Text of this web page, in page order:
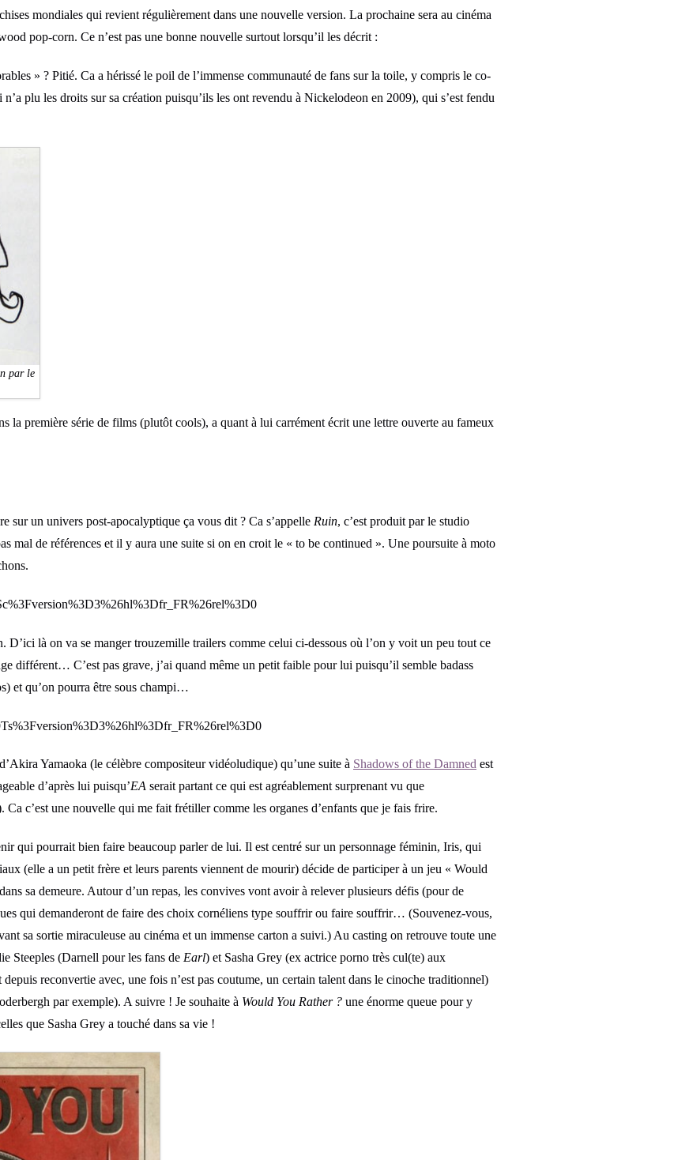
mondiales qui revient régulièrement dans une nouvelle version. La prochaine sera au cinéma
pop-corn. Ce n’est pas une bonne nouvelle surtout lorsqu’il les décrit :
» ? Pitié. Ca a hérissé le poil de l’immense communauté de fans sur la toile, y compris le co-
plu les droits sur sa création puisqu’ils les ont revendu à Nickelodeon en 2009), qui s’est fendu
par le
la première série de films (plutôt cools), a quant à lui carrément écrit une lettre ouverte au fameux
sur un univers post-apocalyptique ça vous dit ? Ca s’appelle Ruin, c’est produit par le studio
mal de références et il y aura une suite si on en croit le « to be continued ». Une poursuite à moto
D’ici là on va se manger trouzemille trailers comme celui ci-dessous où l’on y voit un peu tout ce
différent… C’est pas grave, j’ai quand même un petit faible pour lui puisqu’il semble badass
et qu’on pourra être sous champi…
Yamaoka (le célèbre compositeur vidéoludique) qu’une suite à Shadows of the Damned est
d’après lui puisqu’EA serait partant ce qui est agréablement surprenant vu que
c’est une nouvelle qui me fait frétiller comme les organes d’enfants que je fais frire.
qui pourrait bien faire beaucoup parler de lui. Il est centré sur un personnage féminin, Iris, qui
(elle a un petit frère et leurs parents viennent de mourir) décide de participer à un jeu « Would
sa demeure. Autour d’un repas, les convives vont avoir à relever plusieurs défis (pour de
qui demanderont de faire des choix cornéliens type souffrir ou faire souffrir… (Souvenez-vous,
sa sortie miraculeuse au cinéma et un immense carton a suivi.) Au casting on retrouve toute une
Steeples (Darnell pour les fans de Earl) et Sasha Grey (ex actrice porno très cul(te) aux
depuis reconvertie avec, une fois n’est pas coutume, un certain talent dans le cinoche traditionnel)
par exemple). A suivre ! Je souhaite à Would You Rather ? une énorme queue pour y
que Sasha Grey a touché dans sa vie !